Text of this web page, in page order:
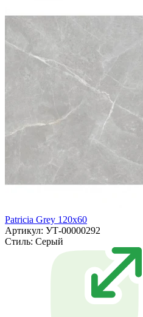
Patricia Grey 120x60
Артикул: УТ-00000292
Стиль: Серый